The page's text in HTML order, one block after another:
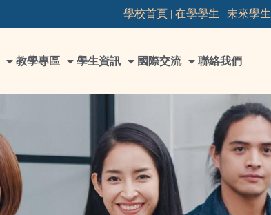
學校首頁 |在學學生 | 未來學生
教學專區 學生資訊 國際交流 聯絡我們